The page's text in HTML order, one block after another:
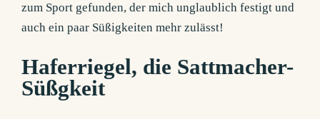
zum Sport gefunden, der mich unglaublich festigt und
auch ein paar Süßigkeiten mehr zulässt!
Haferriegel, die Sattmacher-
Süßgkeit